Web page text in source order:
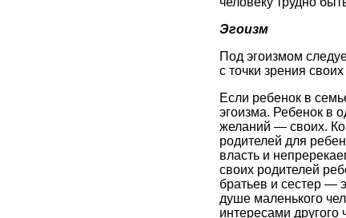
Эгоизм
Под эгоизмом
с точки зрения
Если ребенок в
эгоизма. Ребенок в
желаний — своих.
родителей для
власть и
своих родителей
братьев и сестер —
душе маленького
интересами другого